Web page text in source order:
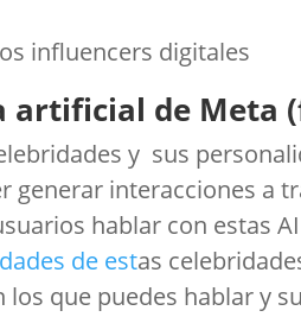
influencers digitales
artificial de Meta
y sus
generar interacciones a
hablar con estas
de estas
los que puedes hablar y